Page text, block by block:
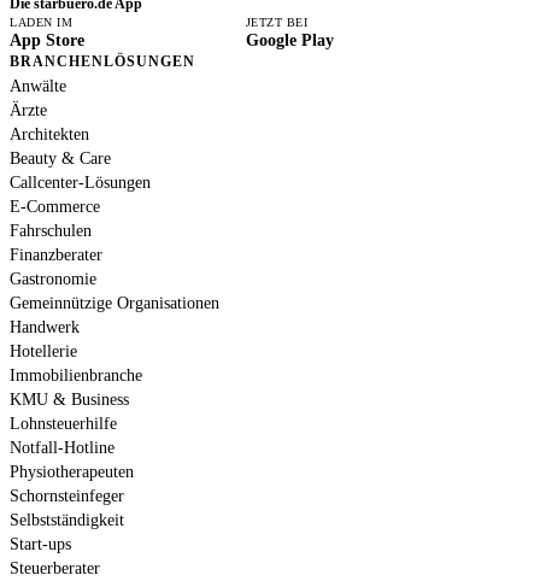
Die starbuero.de App
LADEN IM
App Store
JETZT BEI
Google Play
BRANCHENLÖSUNGEN
Anwälte
Ärzte
Architekten
Beauty & Care
Callcenter-Lösungen
E-Commerce
Fahrschulen
Finanzberater
Gastronomie
Gemeinnützige Organisationen
Handwerk
Hotellerie
Immobilienbranche
KMU & Business
Lohnsteuerhilfe
Notfall-Hotline
Physiotherapeuten
Schornsteinfeger
Selbstständigkeit
Start-ups
Steuerberater